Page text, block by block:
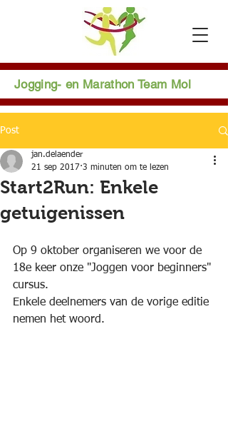
Jogging- en Marathon Team Mol
Post
Start2Run: Enkele
getuigenissen
jan.delaender
21 sep 2017 3 minuten om te lezen
Op 9 oktober organiseren we voor de
18e keer onze "Joggen voor beginners"
cursus.
Enkele deelnemers van de vorige editie
nemen het woord.